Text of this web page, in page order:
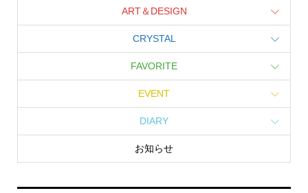
ART＆DESIGN
CRYSTAL
FAVORITE
EVENT
DIARY
お知らせ